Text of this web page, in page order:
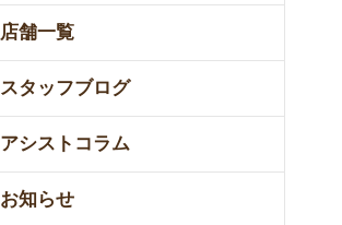
店舗一覧
スタッフブログ
アシストコラム
お知らせ